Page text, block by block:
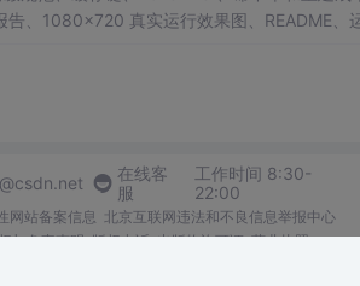
、1080×720 真实运行效果图、README、
在线客
服
工作时间 8:30-
22:00
网站备案信息 北京互联网违法和不良信息举报中心
与免责声明 版权申诉 出版物许可证 营业执照